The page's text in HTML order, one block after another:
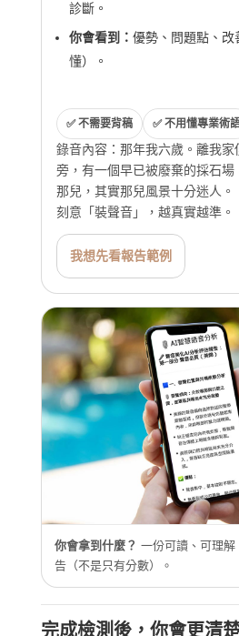
診斷。
你會看到： 優勢、問題點、改
懂）。
✅ 不需要背稿 ✅ 不用懂專業術
錄音內容：那年我六歲。離我
旁，有一個早已被廢棄的採石
那兒，其實那兒風景十分迷人
刻意「裝聲音」，越真實越準。
我想先看報告範例
你會拿到什麼？ 一份可讀、可理
告（不是只有分數）。
完成檢測後，你會更清